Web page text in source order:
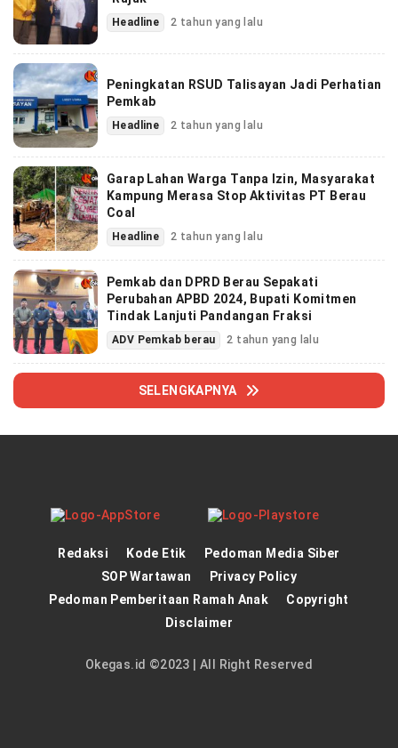
Headline 2 tahun yang lalu
Peningkatan RSUD Talisayan Jadi Perhatian
Pemkab
Headline 2 tahun yang lalu
Garap Lahan Warga Tanpa Izin, Masyarakat
Kampung Merasa Stop Aktivitas PT Berau
Coal
Headline 2 tahun yang lalu
Pemkab dan DPRD Berau Sepakati
Perubahan APBD 2024, Bupati Komitmen
Tindak Lanjuti Pandangan Fraksi
ADV Pemkab berau 2 tahun yang lalu
SELENGKAPNYA
Redaksi Kode Etik
Pedoman Media Siber
SOP Wartawan
Privacy Policy
Pedoman Pemberitaan Ramah Anak
Copyright
Disclaimer
Okegas.id ©2023 | All Right Reserved